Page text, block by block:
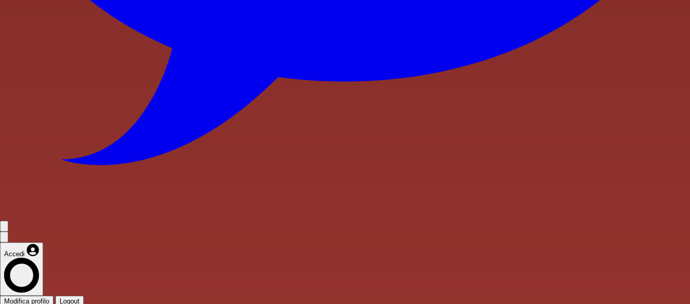
Accedi
Modifica profilo Logout